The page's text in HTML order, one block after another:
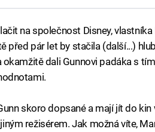
na společnost Disney, vlastníka
před pár let by stačila (další...)
dali Gunnovi padáka s
skoro dopsané a mají jít do
režisérem. Jak možná víte,